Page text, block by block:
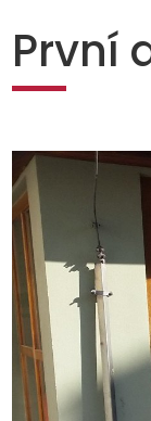
První